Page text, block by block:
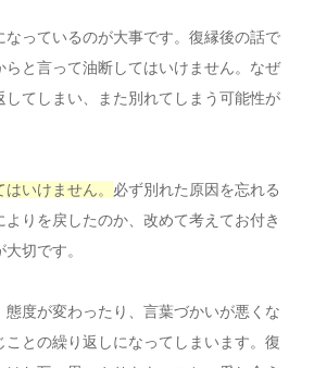
なっているのが大事です。復縁後の話で
らと言って油断してはいけません。なぜ
してしまい、また別れてしまう可能性が
いけません。 必ず別れた原因を忘れる
よりを戻したのか、改めて考えてお付き
切です。
度が変わったり、言葉づかいが悪くな
ことの繰り返しになってしまいます。復